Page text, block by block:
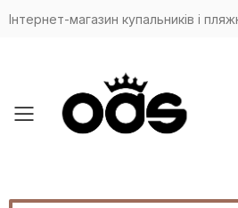
Інтернет-магазин купальників і
Toggle mobile